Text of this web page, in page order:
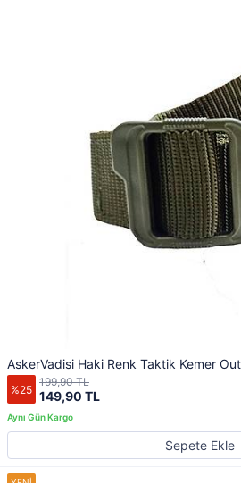
AskerVadisi Haki Renk Taktik Kemer
%25 149,90 TL
199,90 TL
Sepete Ekle